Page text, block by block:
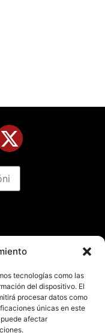
tecnologías como las
del dispositivo. El
procesar datos como
únicas en este
afectar